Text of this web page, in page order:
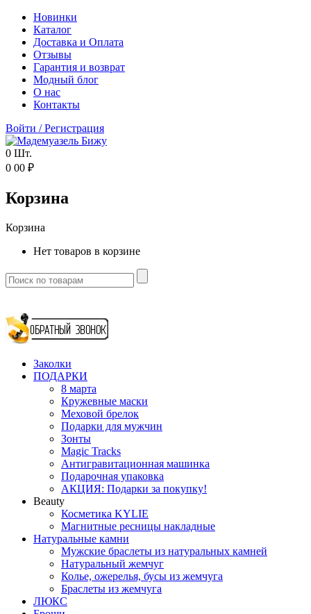
Новинки
Каталог
Доставка и Оплата
Отзывы
Гарантия и возврат
Модный блог
О нас
Контакты
Войти /Регистрация
0 Шт.
0 00 ₽
Корзина
Корзина
Нет товаров в корзине
Заколки
ПОДАРКИ
8 марта
Кружевные маски
Меховой брелок
Подарки для мужчин
Зонты
Magic Tracks
Антигравитационная машинка
Подарочная упаковка
АКЦИЯ: Подарки за покупку!
Beauty
Косметика KYLIE
Магнитные ресницы накладные
Натуральные камни
Мужские браслеты из натуральных камней
Натуральный жемчуг
Колье, ожерелья, бусы из жемчуга
Браслеты из жемчуга
ЛЮКС